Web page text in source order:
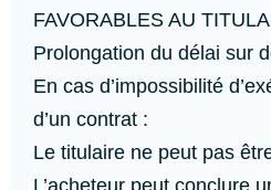
FAVORABLES AU
Prolongation du délai sur
En cas d’impossibilité
d’un contrat :
Le titulaire ne peut pas
L’acheteur peut conclure